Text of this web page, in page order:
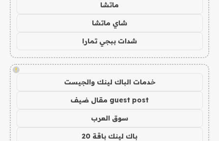
ماتشا
شاي ماتشا
شدات ببجي تمارا
!
خدمات الباك لينك والجيست
guest post مقال ضيف
سوق العرب
باك لينك باقة 20